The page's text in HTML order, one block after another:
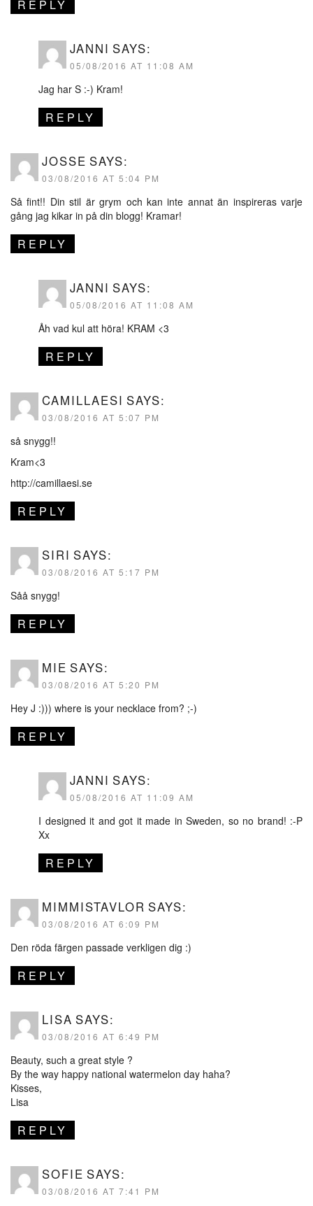
REPLY
JANNI SAYS:
05/08/2016 AT 11:08 AM
Jag har S :-) Kram!
REPLY
JOSSE SAYS:
03/08/2016 AT 5:04 PM
Så fint!! Din stil är grym och kan inte annat än inspireras varje
gång jag kikar in på din blogg! Kramar!
REPLY
JANNI SAYS:
05/08/2016 AT 11:08 AM
Åh vad kul att höra! KRAM <3
REPLY
CAMILLAESI SAYS:
03/08/2016 AT 5:07 PM
så snygg!!
Kram<3
http://camillaesi.se
REPLY
SIRI SAYS:
03/08/2016 AT 5:17 PM
Såå snygg!
REPLY
MIE SAYS:
03/08/2016 AT 5:20 PM
Hey J :))) where is your necklace from? ;-)
REPLY
JANNI SAYS:
05/08/2016 AT 11:09 AM
I designed it and got it made in Sweden, so no brand! :-P
Xx
REPLY
MIMMISTAVLOR SAYS:
03/08/2016 AT 6:09 PM
Den röda färgen passade verkligen dig :)
REPLY
LISA SAYS:
03/08/2016 AT 6:49 PM
Beauty, such a great style ?
By the way happy national watermelon day haha?
Kisses,
Lisa
REPLY
SOFIE SAYS:
03/08/2016 AT 7:41 PM